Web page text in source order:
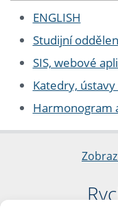
ENGLISH
Studijní
SIS, webové
Katedry,
Harmonogram